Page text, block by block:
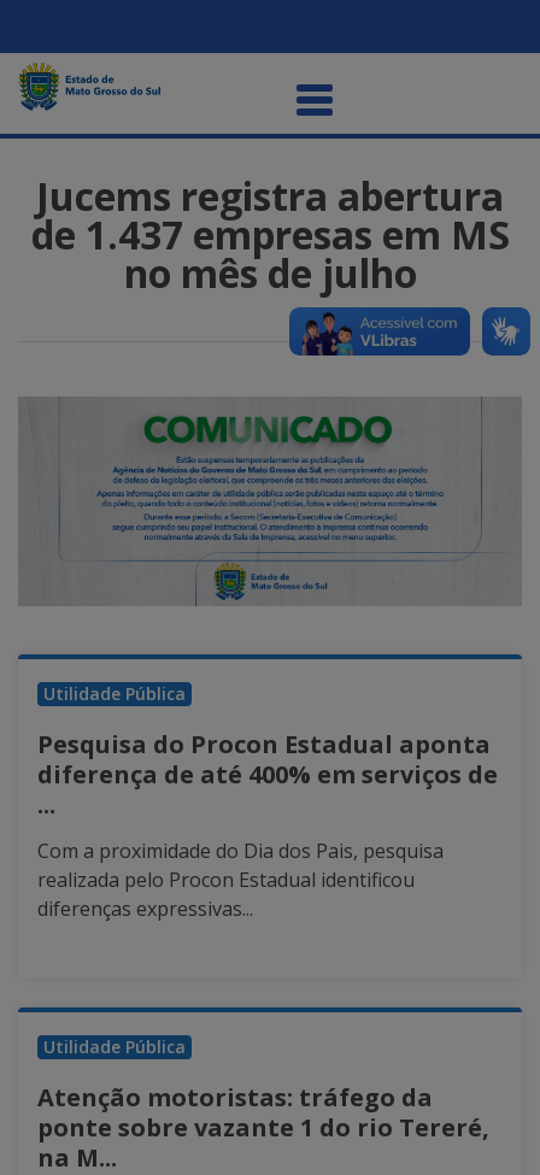
Jucems registra abertura
de 1.437 empresas em MS
no mês de julho
Utilidade Pública
Pesquisa do Procon Estadual aponta
diferença de até 400% em serviços de
...
Com a proximidade do Dia dos Pais, pesquisa
realizada pelo Procon Estadual identificou
diferenças expressivas...
Utilidade Pública
Atenção motoristas: tráfego da
ponte sobre vazante 1 do rio Tereré,
na M...